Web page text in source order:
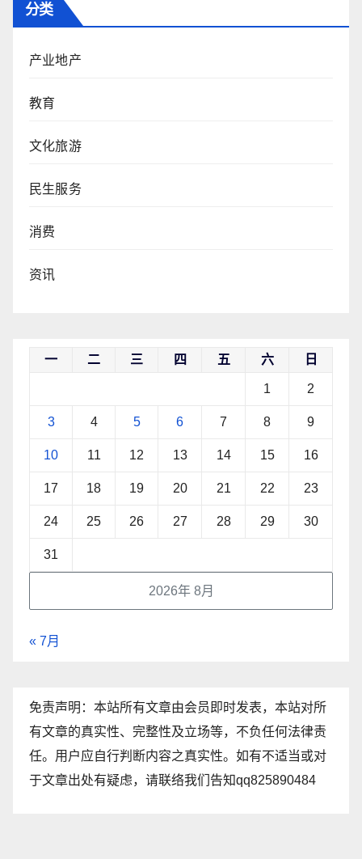
分类
产业地产
教育
文化旅游
民生服务
消费
资讯
2026年 8月
一 二 三 四 五 六 日
1 2
3 4 5 6 7 8 9
10 11 12 13 14 15 16
17 18 19 20 21 22 23
24 25 26 27 28 29 30
31
« 7月
免责声明：本站所有文章由会员即时发表，本站对所
有文章的真实性、完整性及立场等，不负任何法律责
任。用户应自行判断内容之真实性。如有不适当或对
于文章出处有疑虑，请联络我们告知qq825890484